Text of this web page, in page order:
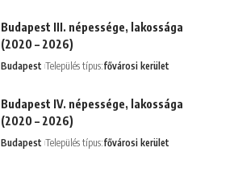
Budapest III. népessége, lakossága
(2020 – 2026)
Budapest Település típus:fővárosi kerület
Budapest IV. népessége, lakossága
(2020 – 2026)
Budapest Település típus:fővárosi kerület